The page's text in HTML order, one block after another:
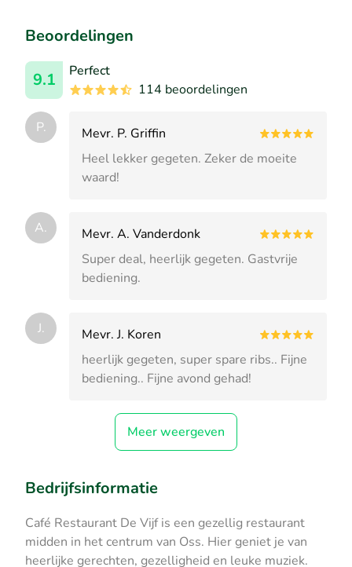
Beoordelingen
9.1
Perfect
114 beoordelingen
P.
Mevr. P. Griffin
Heel lekker gegeten. Zeker de moeite
waard!
A.
Mevr. A. Vanderdonk
Super deal, heerlijk gegeten. Gastvrije
bediening.
J.
Mevr. J. Koren
heerlijk gegeten, super spare ribs.. Fijne
bediening.. Fijne avond gehad!
Meer weergeven
Bedrijfsinformatie
Café Restaurant De Vijf is een gezellig restaurant
midden in het centrum van Oss. Hier geniet je van
heerlijke gerechten, gezelligheid en leuke muziek.